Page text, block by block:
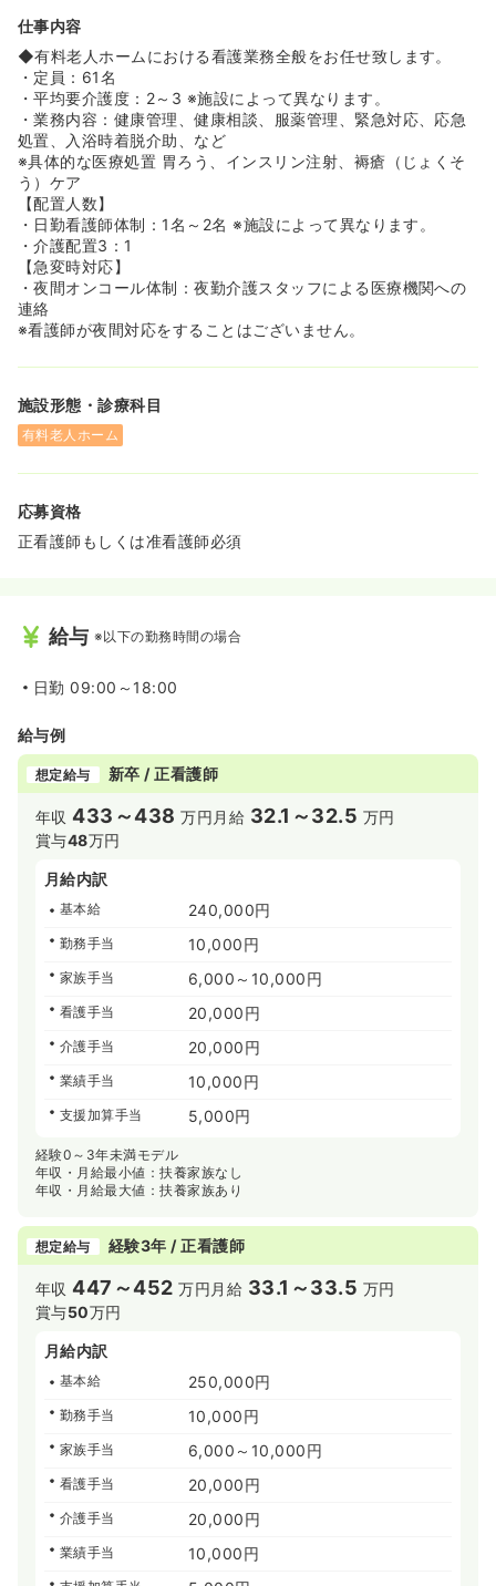
ホームに入れる方を増やすことで、力になりたい！と考え
る看護師様をはじめとした現場職員の方の働ける場所を増
やし、入居者の方々が、それぞれ生まれ育った地域で生活
し続けられるようにサポートしていきたいと考えられてお
ります！
◆創業以来から労働条件の改善や休みの数を増やしたり、
本社看護師を配置し、より教育体制を手厚くしたりとより
よくしようと動いています。
会社の合併や吸収や経営の不安定さなどもなく、就業して
からも、長く安心して勤務できる職場でございます！
≪未経験でも安心！マニュアル管理・フォロー体制が手厚
い環境です♪≫
◆先輩看護師マンツーマンでついてくれるので、初めて介
護施設での看護業務をされる方も安心してご勤務スタート
施設未経験からこちらでご勤務をスタートしていらっしゃ
◆マニュアルがしっかりとしているため業務内容もわかり
やすい上、残業も少なく、「業務に慣れないから残業が増
えてしまう」ということもございません。
◆1日のスケジュールが決まっており、介護士との連携を
皆様と協力しながらお仕事が進められるため安心な環境で
す♪
仕事内容
◆有料老人ホームにおける看護業務全般をお任せ致します。
・定員：61名
・平均要介護度：2～3 ※施設によって異なります。
・業務内容：健康管理、健康相談、服薬管理、緊急対応、応急
処置、入浴時着脱介助、など
※具体的な医療処置 胃ろう、インスリン注射、褥瘡（じょくそ
う）ケア
【配置人数】
・日勤看護師体制：1名～2名 ※施設によって異なります。
・介護配置3：1
【急変時対応】
・夜間オンコール体制：夜勤介護スタッフによる医療機関への
連絡
※看護師が夜間対応をすることはございません。
施設形態・診療科目
有料老人ホーム
応募資格
正看護師もしくは准看護師必須
給与 ※以下の勤務時間の場合
日勤 09:00～18:00
給与例
想定給与 新卒 / 正看護師
年収433～438 万円 月給 32.1～32.5 万円
賞与48万円
月給内訳
基本給 240,000円
勤務手当 10,000円
家族手当 6,000～10,000円
看護手当 20,000円
介護手当 20,000円
業績手当 10,000円
支援加算手当 5,000円
経験0～3年未満モデル
年収・月給最小値：扶養家族なし
年収・月給最大値：扶養家族あり
想定給与 経験3年 / 正看護師
年収447～452 万円 月給 33.1～33.5 万円
賞与50万円
月給内訳
基本給 250,000円
勤務手当 10,000円
家族手当 6,000～10,000円
看護手当 20,000円
介護手当 20,000円
業績手当 10,000円